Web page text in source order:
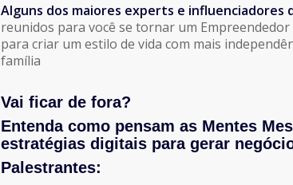
Alguns dos maiores experts e influenciadores
reunidos para você se tornar um
para criar um estilo de vida com mais
família
Vai ficar de fora?
Entenda como pensam as Mentes
estratégias digitais para gerar
Palestrantes: